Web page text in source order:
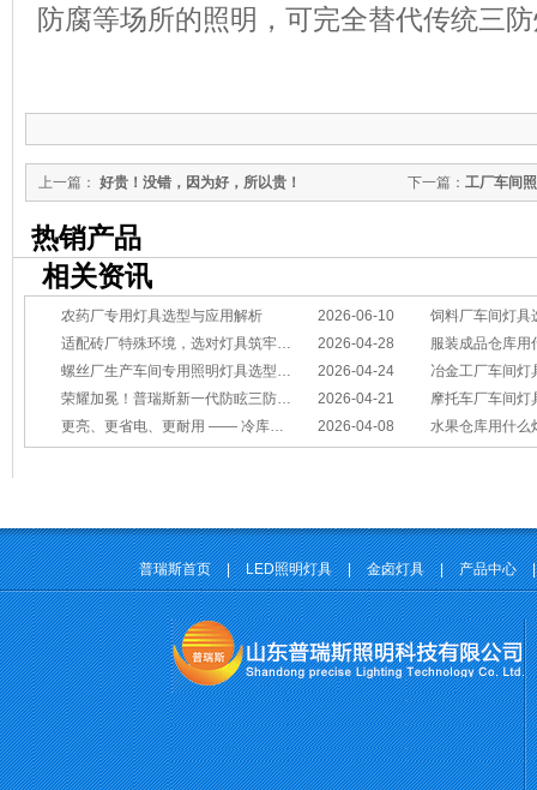
防腐等场所的照明，可完全替代传统三
下一篇： 工厂车间
上一篇： 好贵！没错，因为好，所以贵！
热销产品
相关资讯
2026-06-10
农药厂专用灯具选型与应用解析
饲料厂车间灯具
2026-04-28
适配砖厂特殊环境，选对灯具筑牢生产安全线
服装成品仓库用
2026-04-24
螺丝厂生产车间专用照明灯具选型方案
冶金工厂车间灯具选型指南：
2026-04-21
荣耀加冕！普瑞斯新一代防眩三防灯BC-L斩获2026阿拉丁神灯奖
摩托车厂车间灯具怎么选？
2026-04-08
更亮、更省电、更耐用 —— 冷库照明优选 水果仓库用什么
普瑞斯首页 | LED照明灯具 | 金卤灯具 | 产品中心 |